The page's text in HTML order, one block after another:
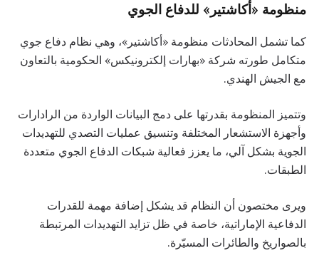
منظومة «أكاشتير» للدفاع الجوي
كما تشمل المحادثات منظومة «أكاشتير»، وهي نظام دفاع جوي
متكامل طورته شركة «بهارات إلكترونيكس» الحكومية بالتعاون
مع الجيش الهندي.
وتتميز المنظومة بقدرتها على دمج البيانات الواردة من الرادارات
وأجهزة الاستشعار المختلفة وتنسيق عمليات التصدي للتهديدات
الجوية بشكل آلي، ما يعزز فعالية شبكات الدفاع الجوي متعددة
الطبقات.
ويرى مختصون أن النظام قد يشكل إضافة مهمة للقدرات
الدفاعية الإماراتية، خاصة في ظل تزايد التهديدات المرتبطة
بالصواريخ والطائرات المسيّرة.